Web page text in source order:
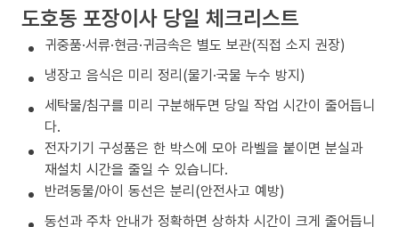
도호동 포장이사 당일 체크리스트
귀중품·서류·현금·귀금속은 별도 보관(직접 소지 권장)
냉장고 음식은 미리 정리(물기·국물 누수 방지)
세탁물/침구를 미리 구분해두면 당일 작업 시간이 줄어듭니
다.
전자기기 구성품은 한 박스에 모아 라벨을 붙이면 분실과
재설치 시간을 줄일 수 있습니다.
반려동물/아이 동선은 분리(안전사고 예방)
동선과 주차 안내가 정확하면 상하차 시간이 크게 줄어듭니